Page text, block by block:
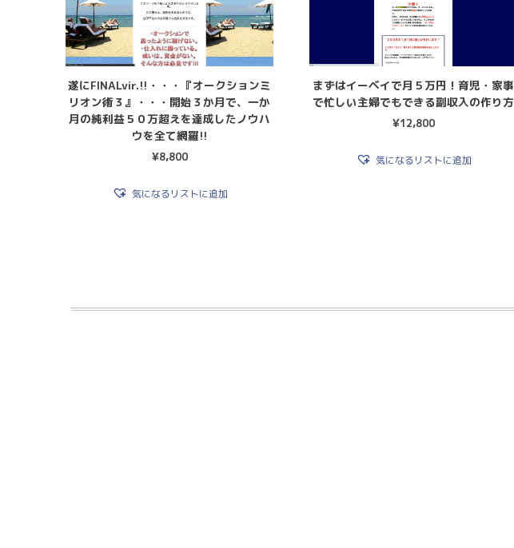
遂にFINALvir.!!・・・『オークションミ
リオン術３』・・・開始３か月で、一か
月の純利益５０万超えを達成したノウハ
ウを全て網羅!!
¥8,800
気になるリストに追加
まずはイーベイで月５万円！育児・家事
で忙しい主婦でもできる副収入の作り方
¥12,800
気になるリストに追加